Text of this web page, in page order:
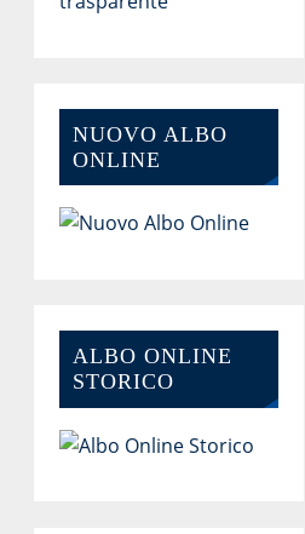
NUOVO ALBO
ONLINE
ALBO ONLINE
STORICO